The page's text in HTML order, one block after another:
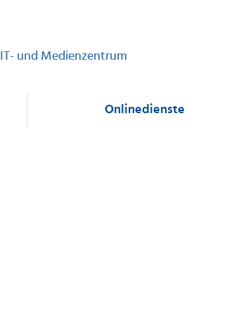
IT- und Medienzentrum
Onlinedienste